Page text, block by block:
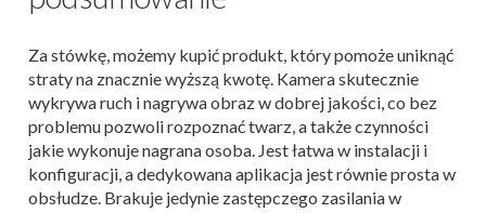
Za stówkę, możemy kupić produkt, który pomoże uniknąć
straty na znacznie wyższą kwotę. Kamera skutecznie
wykrywa ruch i nagrywa obraz w dobrej jakości, co bez
problemu pozwoli rozpoznać twarz, a także czynności
jakie wykonuje nagrana osoba. Jest łatwa w instalacji i
konfiguracji, a dedykowana aplikacja jest równie prosta w
obsłudze. Brakuje jedynie zastępczego zasilania w